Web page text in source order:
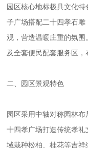
园区核心地标极具文化
子广场搭配二十四孝石
观，营造温暖庄重的氛
及全套便民配套服务区，
二、园区景观特色
园区采用中轴对称园林
十四孝广场打造传统孝
域栽种松柏、桂花等吉